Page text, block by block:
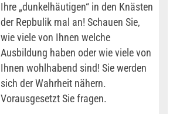
Ihre „dunkelhäutigen“ in den Knästen
der Repbulik mal an! Schauen Sie,
wie viele von Ihnen welche
Ausbildung haben oder wie viele von
Ihnen wohlhabend sind! Sie werden
sich der Wahrheit nähern.
Vorausgesetzt Sie fragen.